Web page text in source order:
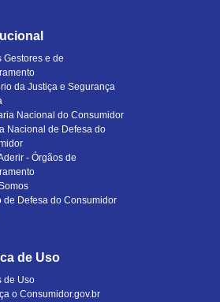
Gestores e de
da Justiça e Segurança
Nacional do Consumidor
Nacional de Defesa do
- Órgãos de
de Defesa do Consumidor
de Uso
de Uso
o Consumidor.gov.br